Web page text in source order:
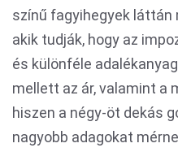
színű fagyihegyek láttán
akik tudják, hogy az
és különféle
mellett az ár, valamint a
hiszen a négy-öt dekás
nagyobb adagokat